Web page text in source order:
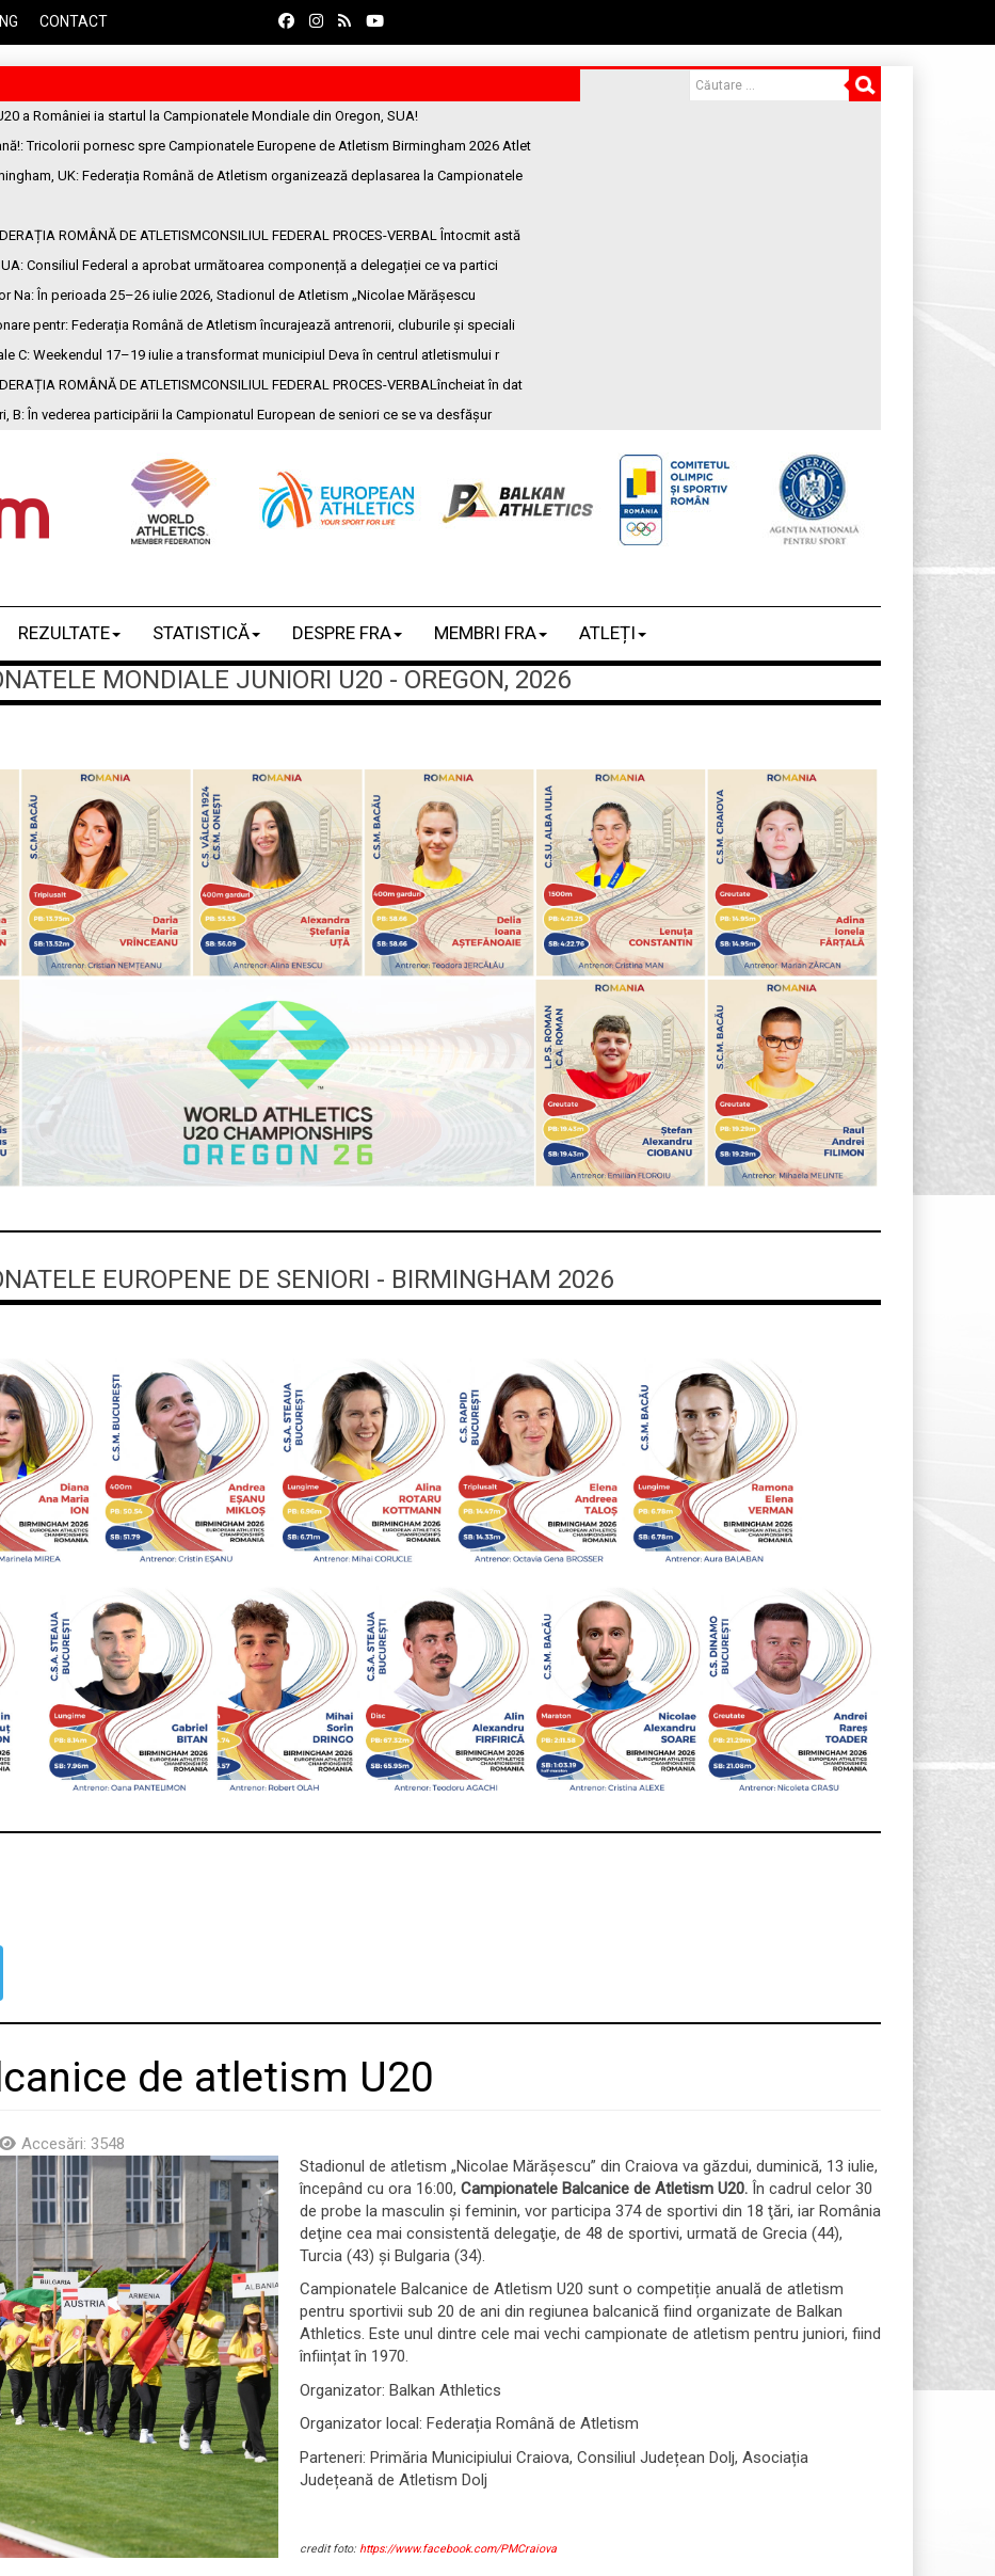
CONTACT
a României ia startul la Campionatele Mondiale din Oregon, SUA!
: Tricolorii pornesc spre Campionatele Europene de Atletism Birmingham 2026 Atlet
UK: Federația Română de Atletism organizează deplasarea la Campionatele
ROMÂNĂ DE ATLETISMCONSILIUL FEDERAL PROCES-VERBAL Întocmit astă
: Consiliul Federal a aprobat următoarea componență a delegației ce va partici
Na: În perioada 25–26 iulie 2026, Stadionul de Atletism „Nicolae Mărășescu
pentr: Federația Română de Atletism încurajează antrenorii, cluburile și speciali
C: Weekendul 17–19 iulie a transformat municipiul Deva în centrul atletismului r
ROMÂNĂ DE ATLETISMCONSILIUL FEDERAL PROCES-VERBALîncheiat în dat
B: În vederea participării la Campionatul European de seniori ce se va desfășur
REZULTATE STATISTICĂ DESPRE FRA MEMBRI FRA ATLEȚI
MONDIALE JUNIORI U20 - OREGON, 2026
EUROPENE DE SENIORI - BIRMINGHAM 2026
de atletism U20
Accesări: 3548
Stadionul de atletism „Nicolae Mărăşescu” din Craiova va găzdui, duminică, 13 iulie,
începând cu ora 16:00, Campionatele Balcanice de Atletism U20. În cadrul celor 30
de probe la masculin şi feminin, vor participa 374 de sportivi din 18 ţări, iar România
deţine cea mai consistentă delegaţie, de 48 de sportivi, urmată de Grecia (44),
Turcia (43) și Bulgaria (34).
Campionatele Balcanice de Atletism U20 sunt o competiție anuală de atletism
pentru sportivii sub 20 de ani din regiunea balcanică fiind organizate de Balkan
Athletics. Este unul dintre cele mai vechi campionate de atletism pentru juniori, fiind
înființat în 1970.
Organizator: Balkan Athletics
Organizator local: Federația Română de Atletism
Parteneri: Primăria Municipiului Craiova, Consiliul Județean Dolj, Asociația
Județeană de Atletism Dolj
credit foto: https://www.facebook.com/PMCraiova